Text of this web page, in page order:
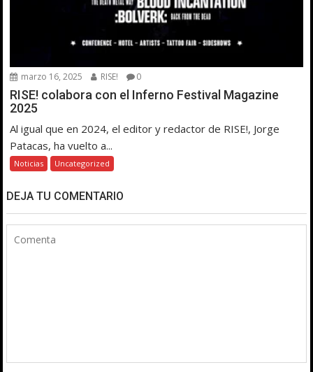
marzo 16, 2025 RISE! 0
RISE! colabora con el Inferno Festival Magazine
2025
Al igual que en 2024, el editor y redactor de RISE!, Jorge
Patacas, ha vuelto a...
Noticias Uncategorized
DEJA TU COMENTARIO